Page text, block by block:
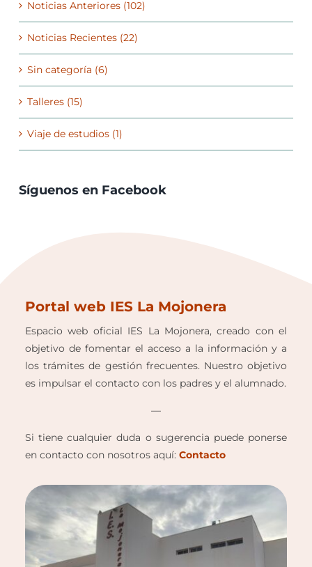
Noticias Anteriores (102)
Noticias Recientes (22)
Sin categoría (6)
Talleres (15)
Viaje de estudios (1)
Síguenos en Facebook
Portal web IES La Mojonera
Espacio web oficial IES La Mojonera, creado con el
objetivo de fomentar el acceso a la información y a
los trámites de gestión frecuentes. Nuestro objetivo
es impulsar el contacto con los padres y el alumnado.
—
Si tiene cualquier duda o sugerencia puede ponerse
en contacto con nosotros aquí: Contacto